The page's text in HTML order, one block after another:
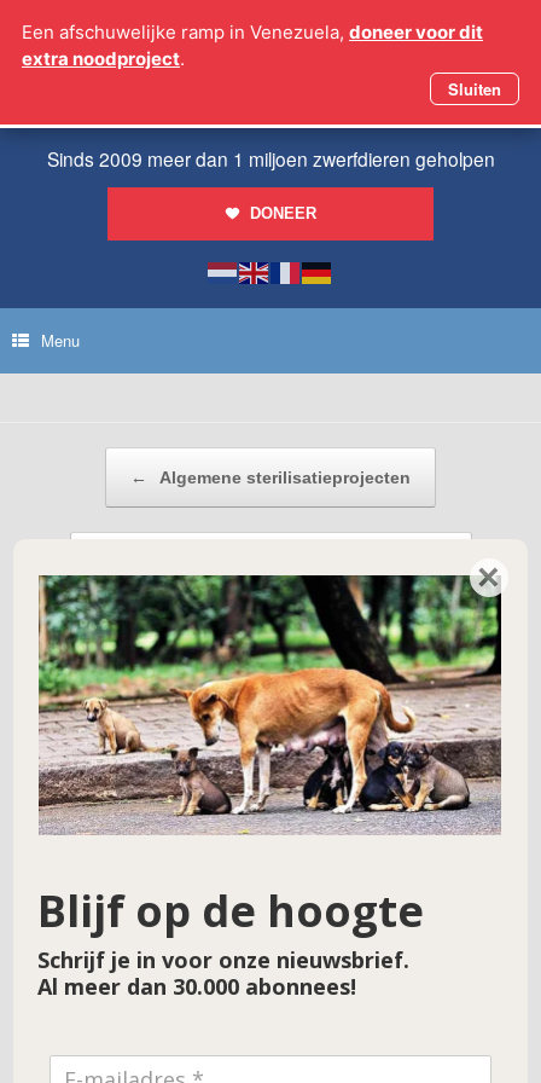
naar
Sinds 2009 meer dan 1 miljoen zwerfdieren geholpen
DONEER
Menu
← Algemene sterilisatieprojecten
Een afschuwelijke ramp in Venezuela, doneer voor dit
extra noodproject.
Sluiten
×
Blijf op de hoogte
Schrijf je in voor onze nieuwsbrief.
Al meer dan 30.000 abonnees!